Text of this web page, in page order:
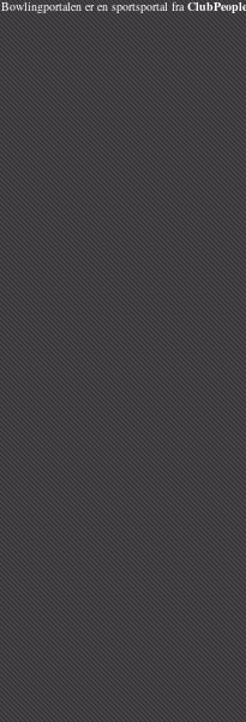
Bowlingportalen er en sportsportal fra